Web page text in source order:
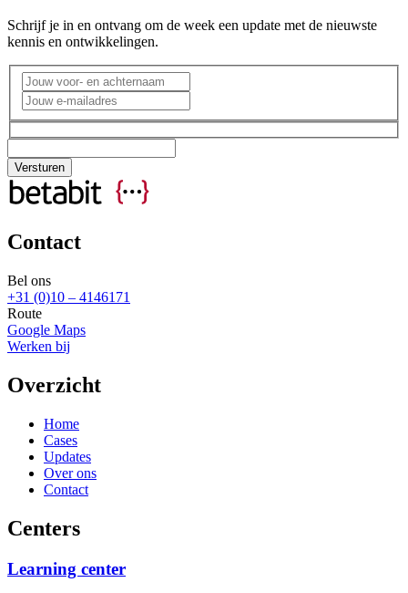
Schrijf je in en ontvang om de week een update met de nieuwste
kennis en ontwikkelingen.
Contact
Bel ons
+31 (0)10 – 4146171
Route
Google Maps
Werken bij
Overzicht
Home
Cases
Updates
Over ons
Contact
Centers
Learning center